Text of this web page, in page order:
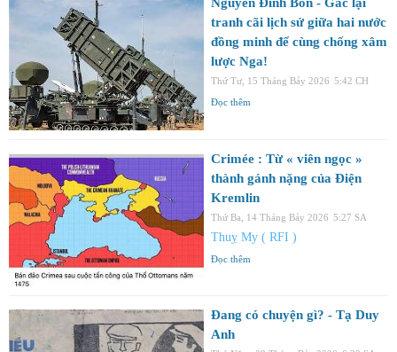
tranh cãi lịch sử giữa hai nước
đồng minh để cùng chống xâm
lược Nga!
Thứ Tư, 15 Tháng Bảy 2026 5:42 CH
Đọc thêm
Crimée : Từ « viên ngọc »
thành gánh nặng của Điện
Kremlin
Thứ Ba, 14 Tháng Bảy 2026 5:27 SA
Thuỵ My ( RFI )
Đọc thêm
Đang có chuyện gì? - Tạ Duy
Anh